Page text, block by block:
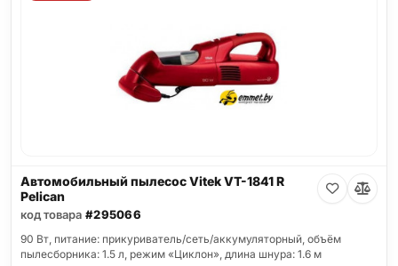
Автомобильный пылесос Vitek VT-1841 R
Pelican
код товара #295066
90 Вт, питание: прикуриватель/сеть/аккумуляторный, объём
пылесборника: 1.5 л, режим «Циклон», длина шнура: 1.6 м